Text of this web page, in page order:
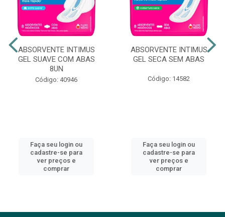
ABSORVENTE INTIMUS
GEL SUAVE COM ABAS
8UN
Código: 40946
Faça seu login ou
cadastre-se para
ver preços e
comprar
ABSORVENTE INTIMUS
GEL SECA SEM ABAS
Código: 14582
Faça seu login ou
cadastre-se para
ver preços e
comprar